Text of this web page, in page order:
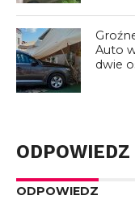
Auto
dwie
ODPOWIEDZ
ODPOWIEDZ